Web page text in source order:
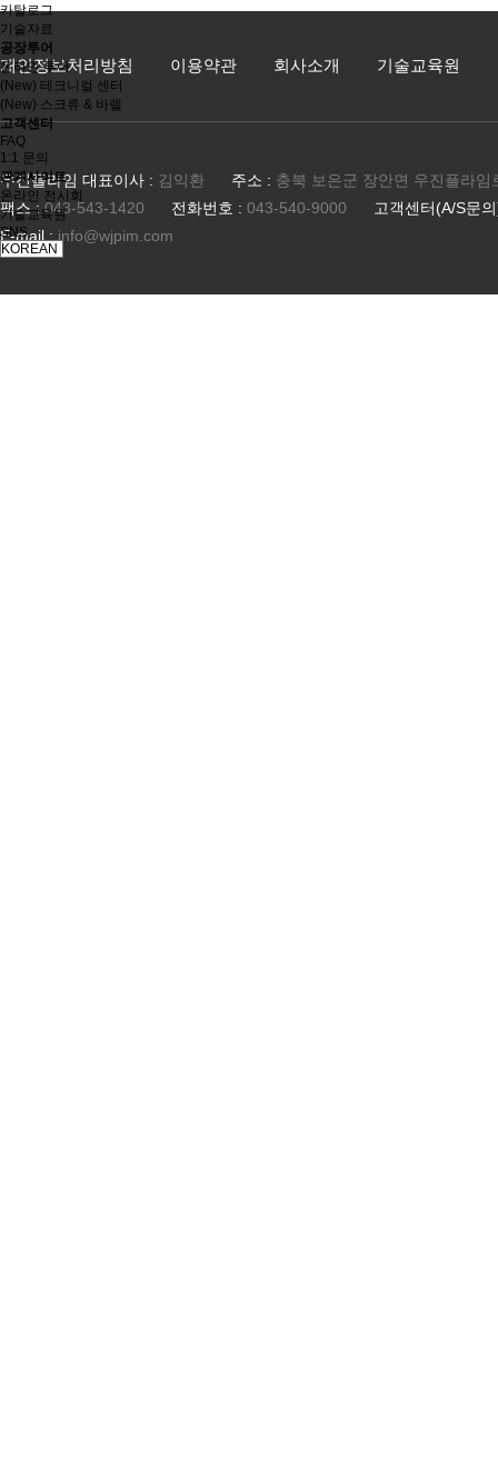
카탈로그
기술자료
공장투어
온라인 투어
(New) 테크니컬 센터
(New) 스크류 & 바렐
고객센터
FAQ
1:1 문의
관계사이트
온라인 전시회
기술교육원
SNS
개인정보처리방침 이용약관 회사소개 기술교육원
우진플라임 대표이사 : 김익환 주소 : 충북 보은군 장안면 우진플라
팩스 :043-543-1420 전화번호 : 043-540-9000
고객센터(A/S문
E-mail : info@wjpim.com